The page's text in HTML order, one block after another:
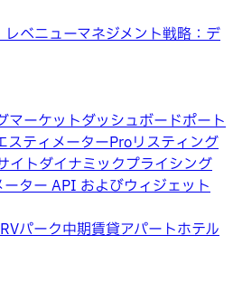
ベニューマネジメント戦略：デ
マーケットダッシュボードポート
スティメーターProリスティング
イトダイナミックプライシング
ター API およびウィジェット
RVパーク中期賃貸アパートホテル